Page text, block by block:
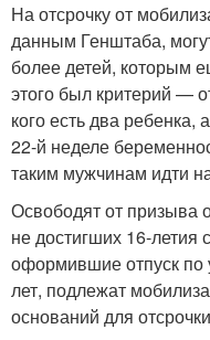
На отсрочку от
данным Генштаба,
более детей, которым
этого был критерий —
кого есть два
22-й неделе
таким мужчинам идти
Освободят от призыва
не достигших 16-
оформившие отпуск по
лет, подлежат
оснований для